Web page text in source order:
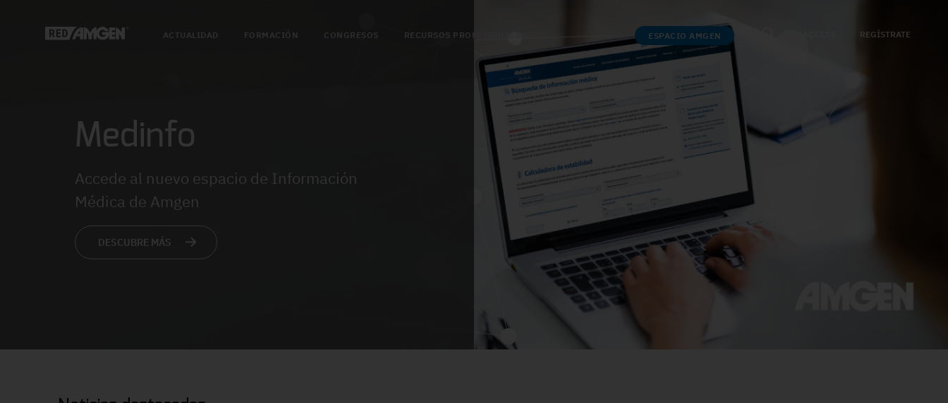
ACTUALIDAD FORMACIÓN CONGRESOS RECURSOS PROFESIONALES ESPACIO AMGEN REGÍSTRATE
Medinfo
Accede al nuevo espacio de Información
Médica de Amgen
DESCUBRE MÁS